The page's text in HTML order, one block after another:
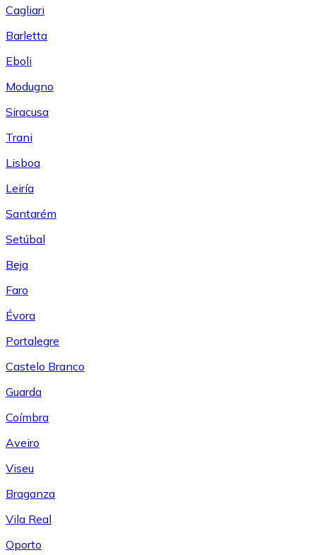
Cagliari
Barletta
Eboli
Modugno
Siracusa
Trani
Lisboa
Leiría
Santarém
Setúbal
Beja
Faro
Évora
Portalegre
Castelo Branco
Guarda
Coímbra
Aveiro
Viseu
Braganza
Vila Real
Oporto